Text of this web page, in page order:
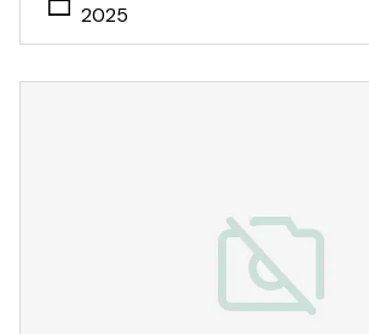
2025